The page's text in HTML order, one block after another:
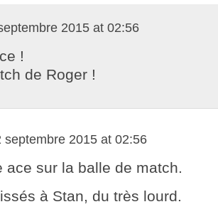
2015 at 02:56
!
de Roger !
septembre 2015 at 02:56
ace sur la balle de match.
à Stan, du très lourd.